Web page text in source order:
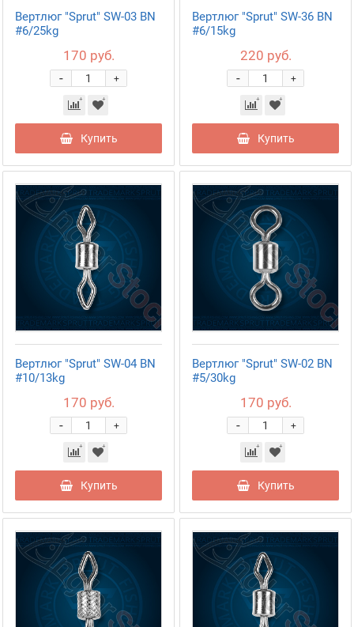
Вертлюг "Sprut" SW-03 BN
#6/25kg
170 руб.
+
-
Купить
Вертлюг "Sprut" SW-36 BN
#6/15kg
220 руб.
+
-
Купить
Вертлюг "Sprut" SW-04 BN
#10/13kg
170 руб.
+
-
Купить
Вертлюг "Sprut" SW-02 BN
#5/30kg
170 руб.
+
-
Купить